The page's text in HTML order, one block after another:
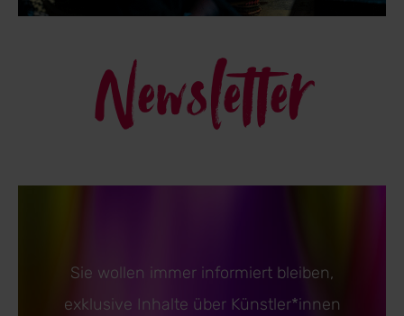
Newsletter
Sie wollen immer informiert bleiben,
exklusive Inhalte über Künstler*innen